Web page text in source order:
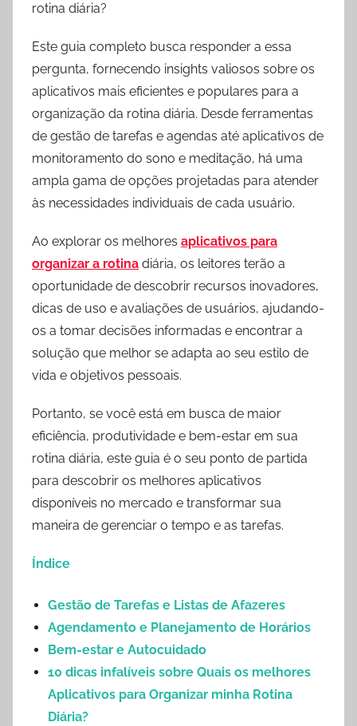
rotina diária?
Este guia completo busca responder a essa
pergunta, fornecendo insights valiosos sobre os
aplicativos mais eficientes e populares para a
organização da rotina diária. Desde ferramentas
de gestão de tarefas e agendas até aplicativos de
monitoramento do sono e meditação, há uma
ampla gama de opções projetadas para atender
às necessidades individuais de cada usuário.
Ao explorar os melhores aplicativos para
organizar a rotina diária, os leitores terão a
oportunidade de descobrir recursos inovadores,
dicas de uso e avaliações de usuários, ajudando-
os a tomar decisões informadas e encontrar a
solução que melhor se adapta ao seu estilo de
vida e objetivos pessoais.
Portanto, se você está em busca de maior
eficiência, produtividade e bem-estar em sua
rotina diária, este guia é o seu ponto de partida
para descobrir os melhores aplicativos
disponíveis no mercado e transformar sua
maneira de gerenciar o tempo e as tarefas.
Índice
Gestão de Tarefas e Listas de Afazeres
Agendamento e Planejamento de Horários
Bem-estar e Autocuidado
10 dicas infalíveis sobre Quais os melhores
Aplicativos para Organizar minha Rotina
Diária?